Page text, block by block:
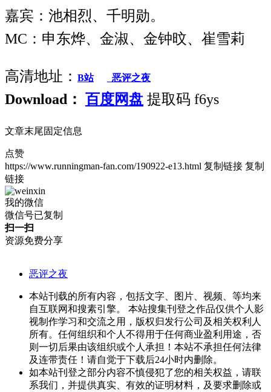
嘉宾：池相烈、千明勋。
MC：申东烨、金淑、金钟旼、崔雪莉
高清地址： B站 恶评之夜
Download： 百度网盘 提取码 f6ys
文章末尾固定信息
点赞
https://www.runningman-fan.com/190922-e13.html 复制链接 复制
链接
我的微信
微信号已复制
扫一扫
资源免费分享
恶评之夜
本站刊载的所有内容，包括文字、图片、视频、等均来
自互联网和搜素引擎。 本站搜集刊登之作品仅供个人影
视制作学习和交流之用，版权归发行公司及相关权利人
所有。任何组织和个人不得用于任何商业盈利用途，否
则一切后果由该组织或个人承担！本站不承担任何法律
及连带责任！请自觉于下载后24小时内删除。
如本站刊登之部分内容不慎侵犯了您的相关权益，请联
系我们，并提供真实、有效的证明材料，及要求删除或